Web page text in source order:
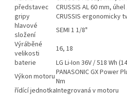
představec
CRUSSIS AL 60 mm, úhel
gripy
CRUSSIS ergonomicky
hlavové
složení
SEMI 1 1/8"
Výráběné
velikosti
16, 18
baterie
LG Li-Ion 36V / 518 Wh
Výkon motoruPANASONIC GX Power
Nm
řídící jednotkaIntegrovaná v motoru